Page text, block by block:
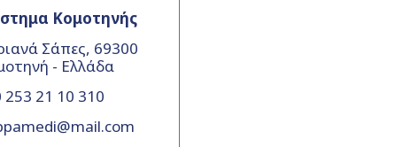
Κομοτηνής
Σάπες, 69300
- Ελλάδα
253 21 10 310